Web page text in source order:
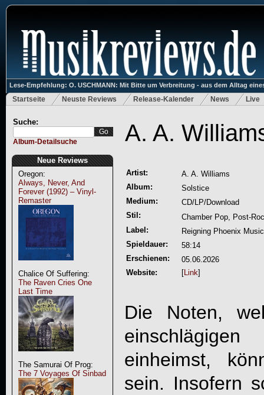
Lese-Empfehlung: O. USCHMANN: Mit Bitte um Verbreitung - aus dem Alltag
Startseite Neuste Reviews Release-Kalender News Live
Suche:
Album-Detailsuche
Neue Reviews
Oregon:
Always, Never, And
Forever (1992) – Vinyl-
Remaster
Chalice Of Suffering:
The Raven Cries One
Last Time
The Samurai Of Prog:
The 7 Voyages Of Sinbad
A. A.
Artist:
A. A. Williams
Album:
Solstice
Medium:
CD/LP/Download
Stil:
Chamber Pop, Post-
Label:
Reigning Phoenix Music
Spieldauer:
58:14
Erschienen:
05.06.2026
Website:
[Link]
Die Noten,
einheimst,
sein. Insofern